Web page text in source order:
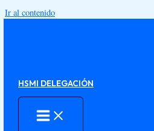
Ir al contenido
HSMI DELEGACIÓN